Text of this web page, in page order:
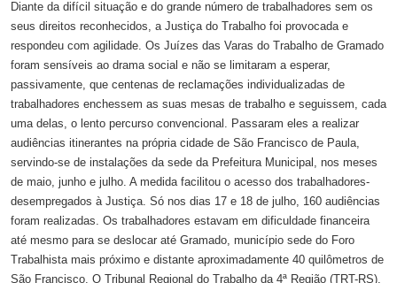
Diante da difícil situação e do grande número de trabalhadores sem os
seus direitos reconhecidos, a Justiça do Trabalho foi provocada e
respondeu com agilidade. Os Juízes das Varas do Trabalho de Gramado
foram sensíveis ao drama social e não se limitaram a esperar,
passivamente, que centenas de reclamações individualizadas de
trabalhadores enchessem as suas mesas de trabalho e seguissem, cada
uma delas, o lento percurso convencional. Passaram eles a realizar
audiências itinerantes na própria cidade de São Francisco de Paula,
servindo-se de instalações da sede da Prefeitura Municipal, nos meses
de maio, junho e julho. A medida facilitou o acesso dos trabalhadores-
desempregados à Justiça. Só nos dias 17 e 18 de julho, 160 audiências
foram realizadas. Os trabalhadores estavam em dificuldade financeira
até mesmo para se deslocar até Gramado, município sede do Foro
Trabalhista mais próximo e distante aproximadamente 40 quilômetros de
São Francisco. O Tribunal Regional do Trabalho da 4ª Região (TRT-RS),